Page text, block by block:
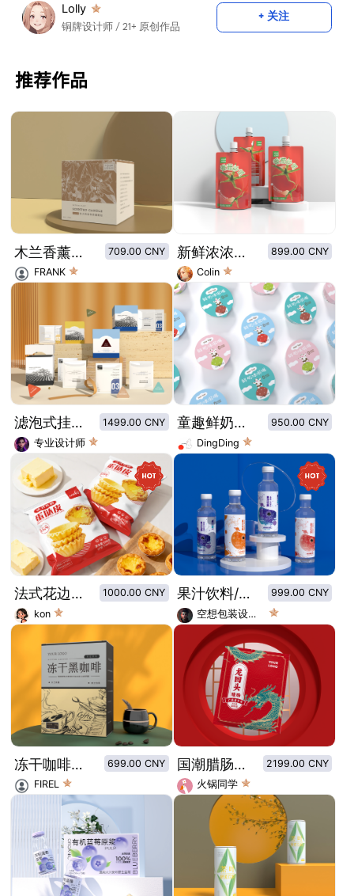
Lolly
铜牌设计师 / 21+ 原创作品
+ 关注
推荐作品
木兰香薰蜡烛
709.00 CNY
FRANK
新鲜浓浓番茄味番茄沙司包装
899.00 CNY
Colin
滤泡式挂耳咖啡套装包装设计
1499.00 CNY
专业设计师
童趣鲜奶冰淇淋包装
950.00 CNY
DingDing
法式花边蛋挞皮包装设计
1000.00 CNY
kon
果汁饮料/功能饮料包装设计
999.00 CNY
空想包装设计师
冻干咖啡包装
699.00 CNY
FIREL
国潮腊肠包装袋设计
2199.00 CNY
火锅同学